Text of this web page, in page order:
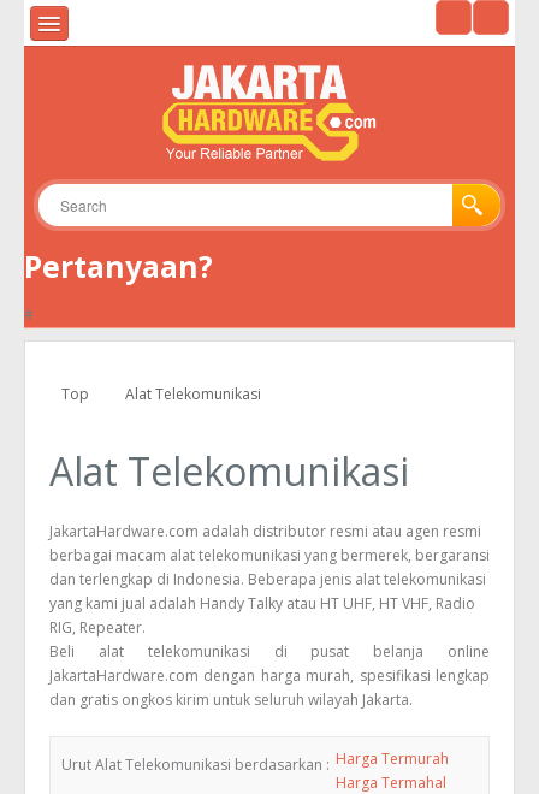
Pertanyaan?
#
ALAT UKUR & ALAT UJI
ALAT TELEKOMUNIKASI
GPS
Top Alat Telekomunikasi
Alat Telekomunikasi
JakartaHardware.com adalah distributor resmi atau agen resmi
berbagai macam alat telekomunikasi yang bermerek, bergaransi
dan terlengkap di Indonesia. Beberapa jenis alat telekomunikasi
yang kami jual adalah Handy Talky atau HT UHF, HT VHF, Radio
RIG, Repeater.
Beli alat telekomunikasi di pusat belanja online
JakartaHardware.com dengan harga murah, spesifikasi lengkap
dan gratis ongkos kirim untuk seluruh wilayah Jakarta.
Urut Alat Telekomunikasi berdasarkan : Harga Termurah
Harga Termahal